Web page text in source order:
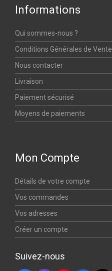
Informations
Qui sommes-nous ?
Conditions Générales de Vente
Nous contacter
Livraison
Paiement sécurisé
Moyens de paiements
Mon Compte
Détails de votre compte
Vos commandes
Vos adresses
Créer un compte
Suivez-nous